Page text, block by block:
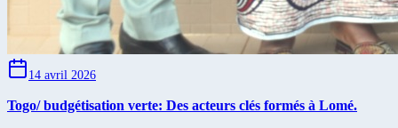
14 avril 2026
Togo/ budgétisation verte: Des acteurs clés formés à Lomé.